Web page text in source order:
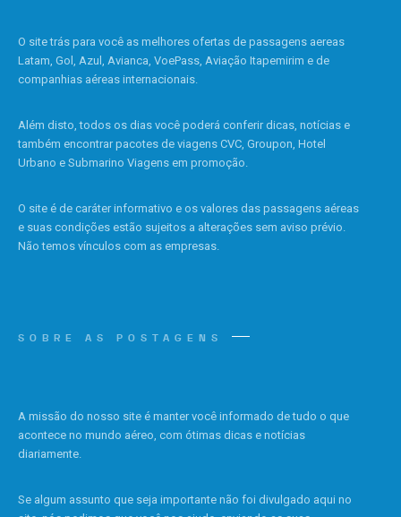
O site trás para você as melhores ofertas de passagens aereas
Latam, Gol, Azul, Avianca, VoePass, Aviação Itapemirim e de
companhias aéreas internacionais.
Além disto, todos os dias você poderá conferir dicas, notícias e
também encontrar pacotes de viagens CVC, Groupon, Hotel
Urbano e Submarino Viagens em promoção.
O site é de caráter informativo e os valores das passagens aéreas
e suas condições estão sujeitos a alterações sem aviso prévio.
Não temos vínculos com as empresas.
SOBRE AS POSTAGENS
A missão do nosso site é manter você informado de tudo o que
acontece no mundo aéreo, com ótimas dicas e notícias
diariamente.
Se algum assunto que seja importante não foi divulgado aqui no